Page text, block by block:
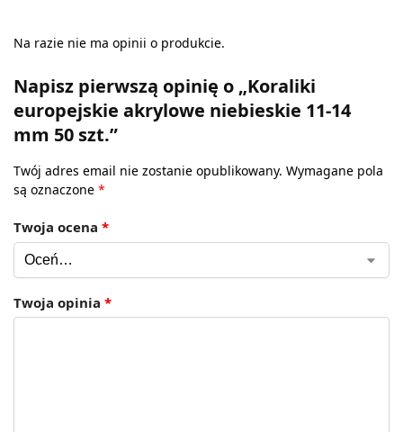
Na razie nie ma opinii o produkcie.
Napisz pierwszą opinię o „Koraliki
europejskie akrylowe niebieskie 11-14
mm 50 szt.”
Twój adres email nie zostanie opublikowany. Wymagane pola
są oznaczone *
Twoja ocena *
Twoja opinia *